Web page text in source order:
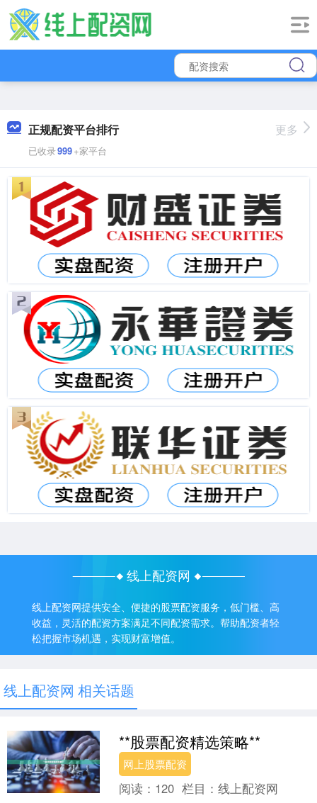
正规配资平台排行
已收录999+家平台
更多
线上配资网
线上配资网提供安全、便捷的股票配资服务，低门槛、高
收益，灵活的配资方案满足不同配资需求。帮助配资者轻
松把握市场机遇，实现财富增值。
线上配资网 相关话题
**股票配资精选策略**
网上股票配资
阅读： 120 栏目：线上配资网